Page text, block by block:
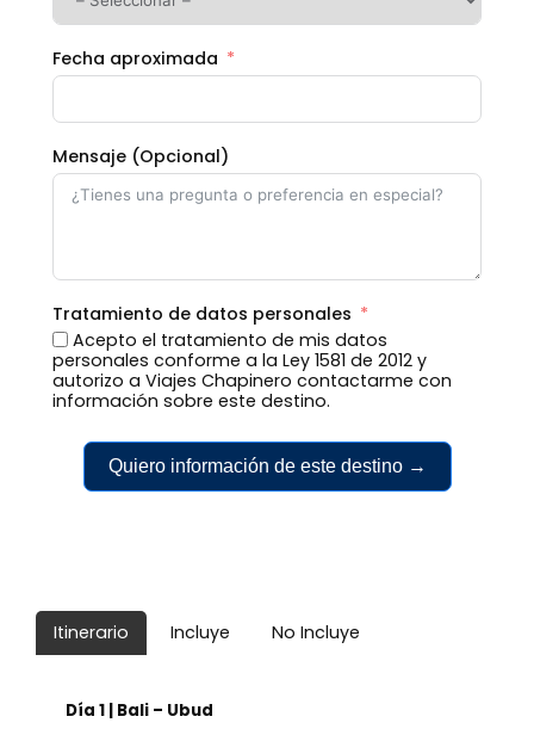
Fecha aproximada
Mensaje (Opcional)
Tratamiento de datos personales
Acepto el tratamiento de mis datos
personales conforme a la Ley 1581 de 2012 y
autorizo a Viajes Chapinero contactarme con
información sobre este destino.
Quiero información de este destino →
Itinerario Incluye No Incluye
Día 1 | Bali – Ubud